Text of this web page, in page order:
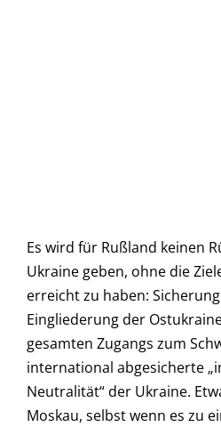
Es wird für Rußland keinen
Ukraine geben, ohne die
erreicht zu haben:
Eingliederung der
gesamten Zugangs zum
international abgesicherte
Neutralität“ der Ukraine.
Moskau, selbst wenn es zu